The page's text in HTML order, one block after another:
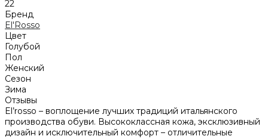
22
Бренд
El'Rosso
Цвет
Голубой
Пол
Женский
Сезон
Зима
Отзывы
El’rosso – воплощение лучших традиций итальянского
производства обуви. Высококлассная кожа, эксклюзивный
дизайн и исключительный комфорт – отличительные